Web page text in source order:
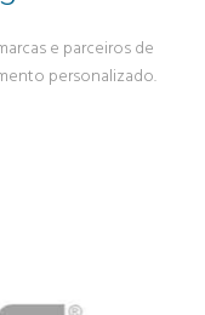
e parceiros de
personalizado.